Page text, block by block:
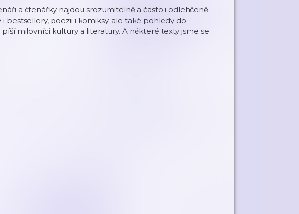
a čtenářky najdou srozumitelně a často i odlehčeně
bestsellery, poezii i komiksy, ale také pohledy do
milovníci kultury a literatury. A některé texty jsme se